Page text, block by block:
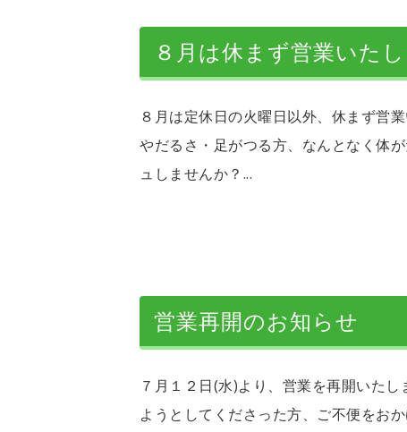
８月は休まず営業いた
８月は定休日の火曜日以外、休まず営
やだるさ・足がつる方、なんとなく体
ュしませんか？...
営業再開のお知らせ
７月１２日(水)より、営業を再開いた
ようとしてくださった方、ご不便をお